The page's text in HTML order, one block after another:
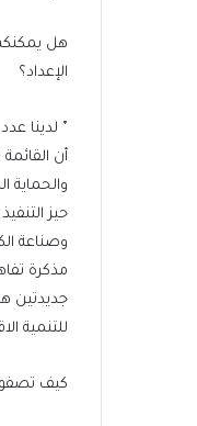
هل
الإعداد؟
٭ لدينا
أن
والحماية
مذكرة
جديدتين
للتنمية
كيف تصفون